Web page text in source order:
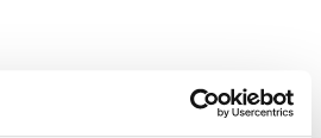
følgende